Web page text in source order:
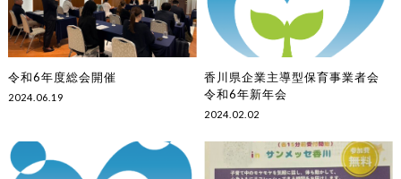
令和6年度総会開催
2024.06.19
香川県企業主導型保育事業者会
令和6年新年会
2024.02.02